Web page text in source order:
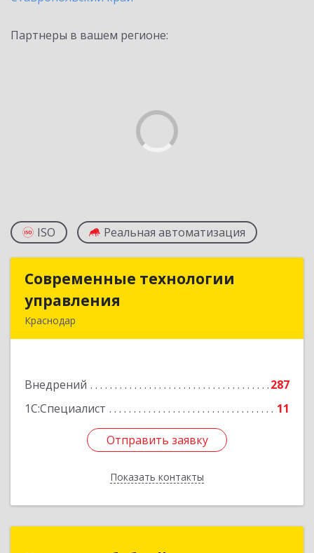
Партнеры в вашем регионе:
ISO Реальная автоматизация
Современные технологии
управления
Краснодар
Внедрений
287
1С:Специалист
11
Отправить заявку
Показать контакты
Современные технологии
Подробнее
Отправить заявку
Назад
Компания бобдей